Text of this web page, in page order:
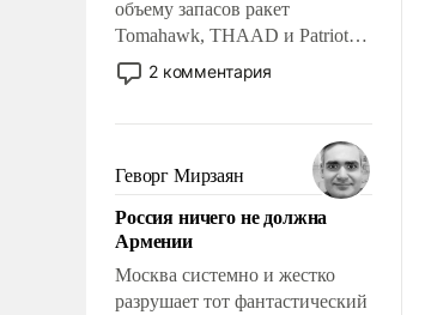
объему запасов ракет
Tomahawk, THAAD и Patriot
США потребуется более трех
лет. Даже небольшая война с
Сложившаяся ситуация
означает многолетний период
уязвимости США, например,
перед Китаем.
2 комментария
Геворг Мирзаян
Россия ничего не должна
Армении
Москва системно и жестко
разрушает тот фантастический